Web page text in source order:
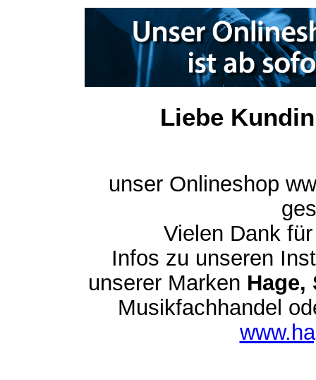
Liebe
unser Onlineshop
Vielen Dank
Infos zu unseren
unserer Marken Hage,
Musikfachhandel